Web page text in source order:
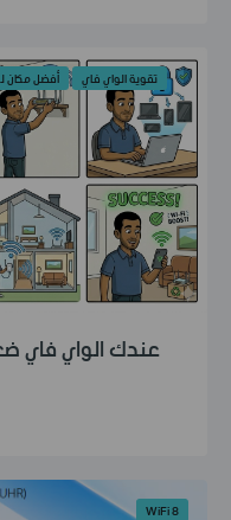
أفضل مكان تقوية الواي فاي
عندك الواي
WiFi 8